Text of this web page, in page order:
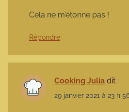
Cela ne m’étonne pas !
Répondre
Cooking Julia dit :
29 janvier 2021 à 23 h